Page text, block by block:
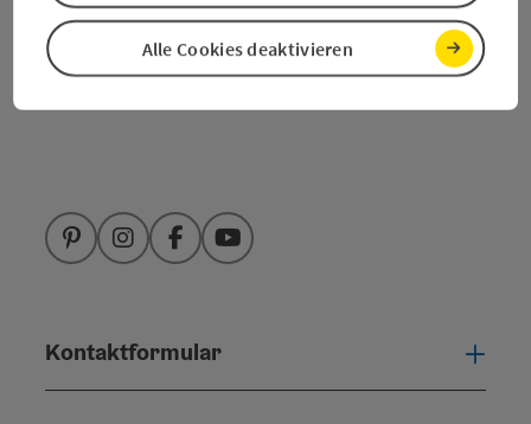
+43 6132 26909-200
PinterestInstagramFacebookYouTube
Kontaktformular
Alle Cookies deaktivieren